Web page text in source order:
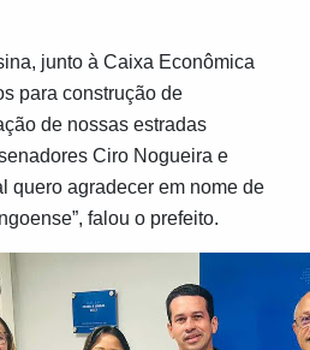
junto à Caixa Econômica
para construção de
de nossas estradas
Ciro Nogueira e
quero agradecer em nome de
falou o prefeito.